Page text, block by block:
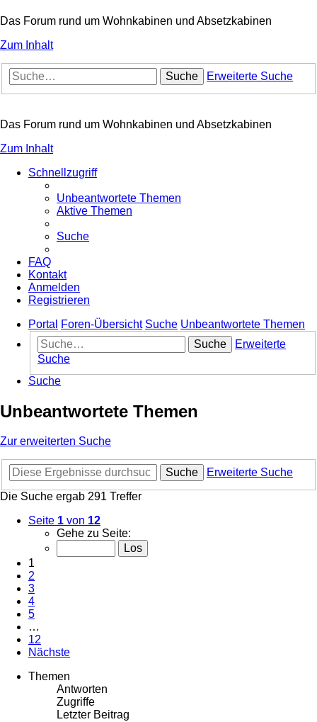
Das Forum rund um Wohnkabinen und Absetzkabinen
Zum Inhalt
Suche Erweiterte Suche
Das Forum rund um Wohnkabinen und Absetzkabinen
Zum Inhalt
Schnellzugriff
Unbeantwortete Themen
Aktive Themen
Suche
FAQ
Kontakt
Anmelden
Registrieren
Portal
Foren-Übersicht Suche Unbeantwortete Themen
Suche
Erweiterte
Suche
Suche
Unbeantwortete Themen
Zur erweiterten Suche
Suche
Erweiterte Suche
Die Suche ergab 291 Treffer
Seite 1 von 12
Gehe zu Seite:
1
2
3
4
5
…
12
Nächste
Themen
Antworten
Zugriffe
Letzter Beitrag